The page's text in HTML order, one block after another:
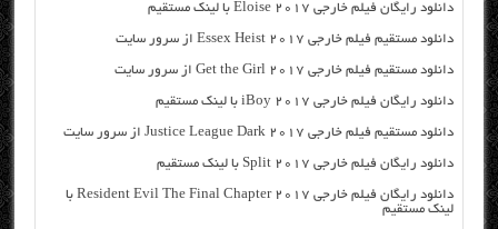
دانلود رایگان فیلم خارجی Eloise 2017 با لینک مستقیم
دانلود مستقیم فیلم خارجی Essex Heist 2017 از سرور سایت
دانلود مستقیم فیلم خارجی Get the Girl 2017 از سرور سایت
دانلود رایگان فیلم خارجی iBoy 2017 با لینک مستقیم
دانلود مستقیم فیلم خارجی Justice League Dark 2017 از سرور سایت
دانلود رایگان فیلم خارجی Split 2017 با لینک مستقیم
دانلود رایگان فیلم خارجی Resident Evil The Final Chapter 2017 با
لینک مستقیم